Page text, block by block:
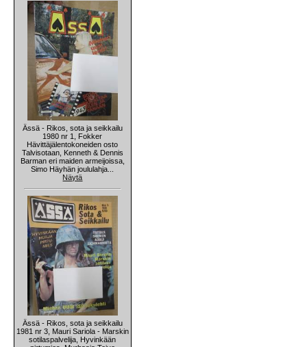
Ässä - Rikos, sota ja seikkailu
1980 nr 1, Fokker
Hävittäjälentokoneiden osto
Talvisotaan, Kenneth & Dennis
Barman eri maiden armeijoissa,
Simo Häyhän joululahja...
Näytä
Ässä - Rikos, sota ja seikkailu
1981 nr 3, Mauri Sariola - Marskin
sotilaspalvelija, Hyvinkään